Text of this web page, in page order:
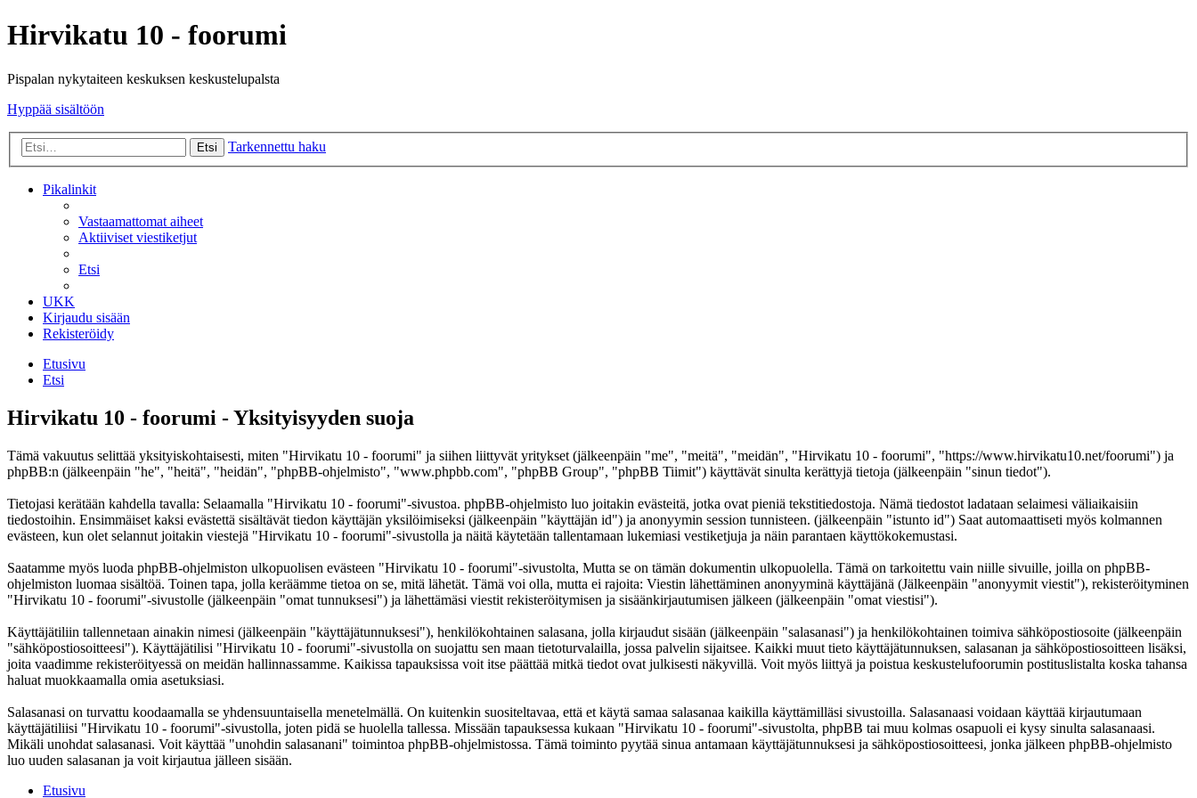
Hirvikatu 10 - foorumi
Pispalan nykytaiteen keskuksen keskustelupalsta
Hyppää sisältöön
Etsi Tarkennettu haku
Pikalinkit
Vastaamattomat aiheet
Aktiiviset viestiketjut
Etsi
UKK
Kirjaudu sisään
Rekisteröidy
Etusivu
Etsi
Hirvikatu 10 - foorumi - Yksityisyyden suoja
Tämä vakuutus selittää yksityiskohtaisesti, miten "Hirvikatu 10 - foorumi" ja siihen liittyvät yritykset (jälkeenpäin "me", "meitä", "meidän", "Hirvikatu 10 - foorumi", "https://www.hirvikatu10.net/foorumi") ja
phpBB:n (jälkeenpäin "he", "heitä", "heidän", "phpBB-ohjelmisto", "www.phpbb.com", "phpBB Group", "phpBB Tiimit") käyttävät sinulta kerättyjä tietoja (jälkeenpäin "sinun tiedot").
Tietojasi kerätään kahdella tavalla: Selaamalla "Hirvikatu 10 - foorumi"-sivustoa. phpBB-ohjelmisto luo joitakin evästeitä, jotka ovat pieniä tekstitiedostoja. Nämä tiedostot ladataan selaimesi väliaikaisiin
tiedostoihin. Ensimmäiset kaksi evästettä sisältävät tiedon käyttäjän yksilöimiseksi (jälkeenpäin "käyttäjän id") ja anonyymin session tunnisteen. (jälkeenpäin "istunto id") Saat automaattiseti myös kolmannen
evästeen, kun olet selannut joitakin viestejä "Hirvikatu 10 - foorumi"-sivustolla ja näitä käytetään tallentamaan lukemiasi vestiketjuja ja näin parantaen käyttökokemustasi.
Saatamme myös luoda phpBB-ohjelmiston ulkopuolisen evästeen "Hirvikatu 10 - foorumi"-sivustolta, Mutta se on tämän dokumentin ulkopuolella. Tämä on tarkoitettu vain niille sivuille, joilla on phpBB-
ohjelmiston luomaa sisältöä. Toinen tapa, jolla keräämme tietoa on se, mitä lähetät. Tämä voi olla, mutta ei rajoita: Viestin lähettäminen anonyyminä käyttäjänä (Jälkeenpäin "anonyymit viestit"), rekisteröityminen
"Hirvikatu 10 - foorumi"-sivustolle (jälkeenpäin "omat tunnuksesi") ja lähettämäsi viestit rekisteröitymisen ja sisäänkirjautumisen jälkeen (jälkeenpäin "omat viestisi").
Käyttäjätiliin tallennetaan ainakin nimesi (jälkeenpäin "käyttäjätunnuksesi"), henkilökohtainen salasana, jolla kirjaudut sisään (jälkeenpäin "salasanasi") ja henkilökohtainen toimiva sähköpostiosoite (jälkeenpäin
"sähköpostiosoitteesi"). Käyttäjätilisi "Hirvikatu 10 - foorumi"-sivustolla on suojattu sen maan tietoturvalailla, jossa palvelin sijaitsee. Kaikki muut tieto käyttäjätunnuksen, salasanan ja sähköpostiosoitteen lisäksi,
joita vaadimme rekisteröityessä on meidän hallinnassamme. Kaikissa tapauksissa voit itse päättää mitkä tiedot ovat julkisesti näkyvillä. Voit myös liittyä ja poistua keskustelufoorumin postituslistalta koska tahansa
haluat muokkaamalla omia asetuksiasi.
Salasanasi on turvattu koodaamalla se yhdensuuntaisella menetelmällä. On kuitenkin suositeltavaa, että et käytä samaa salasanaa kaikilla käyttämilläsi sivustoilla. Salasanaasi voidaan käyttää kirjautumaan
käyttäjätiliisi "Hirvikatu 10 - foorumi"-sivustolla, joten pidä se huolella tallessa. Missään tapauksessa kukaan "Hirvikatu 10 - foorumi"-sivustolta, phpBB tai muu kolmas osapuoli ei kysy sinulta salasanaasi.
Mikäli unohdat salasanasi. Voit käyttää "unohdin salasanani" toimintoa phpBB-ohjelmistossa. Tämä toiminto pyytää sinua antamaan käyttäjätunnuksesi ja sähköpostiosoitteesi, jonka jälkeen phpBB-ohjelmisto
luo uuden salasanan ja voit kirjautua jälleen sisään.
Etusivu